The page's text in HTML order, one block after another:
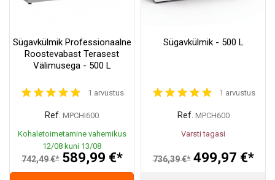
Sügavkülmik Professionaalne
Roostevabast Terasest
Välimusega - 500 L
1 arvustus
Ref. MPCHI600
Kohaletoimetamine vahemikus
12/08 kuni 13/08
742,49 €* 589,99 €*
Sügavkülmik - 500 L
1 arvustus
Ref. MPCH600
Varsti tagasi
736,39 €* 499,97 €*